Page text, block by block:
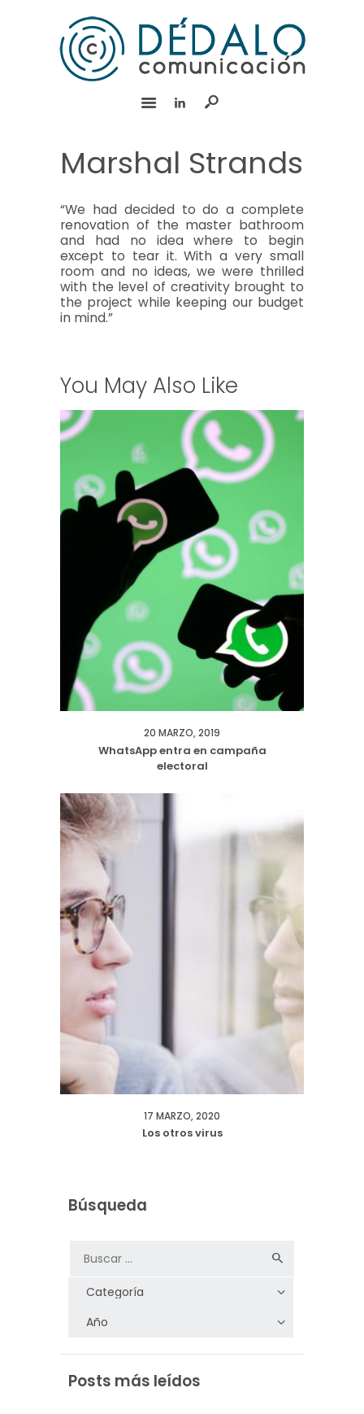
INICIO
SERVICIOS
RSC
English
Marshal Strands
“We had decided to do a complete
renovation of the master bathroom
and had no idea where to begin
except to tear it. With a very small
room and no ideas, we were thrilled
with the level of creativity brought to
the project while keeping our budget
in mind.”
You May Also Like
20 MARZO, 2019
WhatsApp entra en campaña
electoral
17 MARZO, 2020
Los otros virus
Búsqueda
Posts más leídos